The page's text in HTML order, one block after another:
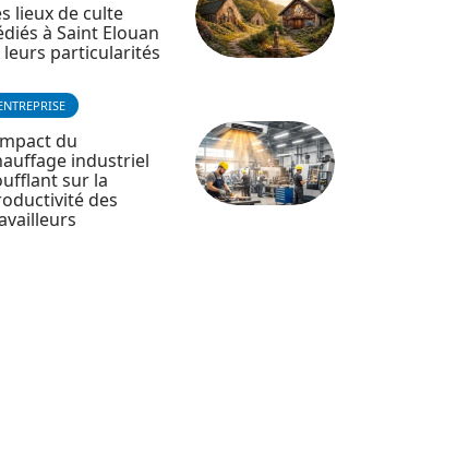
lieux de culte
à Saint Elouan
leurs particularités
du
industriel
sur la
des